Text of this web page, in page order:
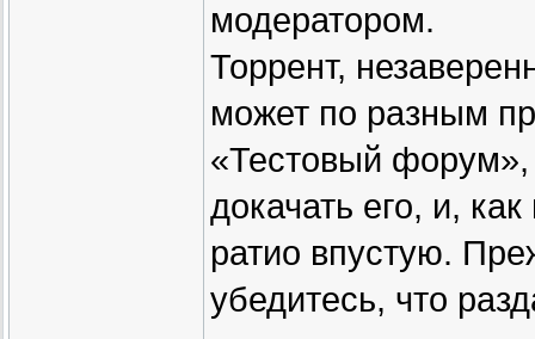
модератором.
Торрент,
может по разным
«Тестовый
докачать его, и,
ратио впустую.
убедитесь, что